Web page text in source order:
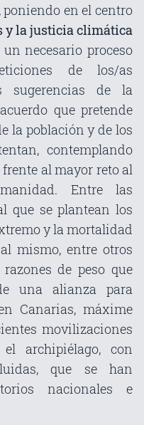
poniendo en el centro
y la justicia climática
necesario proceso
de los/as
sugerencias de la
que pretende
la población y de los
contemplando
al mayor reto al
Entre las
que se plantean los
y la mortalidad
mismo, entre otros
de peso que
una alianza para
Canarias, máxime
movilizaciones
archipiélago, con
que se han
nacionales e